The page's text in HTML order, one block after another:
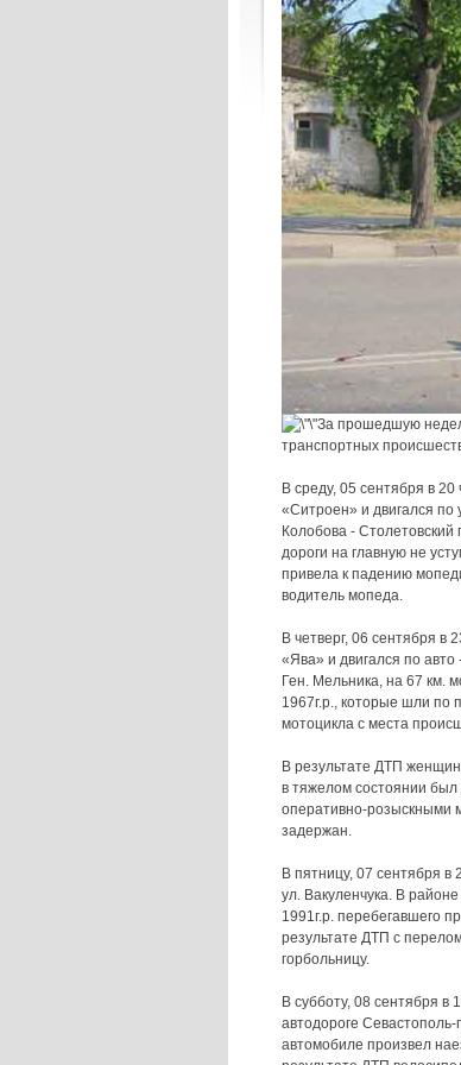
За прошедшую
транспортных
В среду, 05 сентября в
«Ситроен» и двигался по
Колобова -
дороги на главную не
привела к падению
водитель мопеда.
В четверг, 06 сентября в
«Ява» и двигался по
Ген. Мельника, на 67 км.
1967г.р., которые шли по
мотоцикла с места
В результате ДТП
в тяжелом состоянии
оперативно-розыскными
задержан.
В пятницу, 07 сентября в
ул. Вакуленчука. В
1991г.р. перебегавшего
результате ДТП с
горбольницу.
В субботу, 08 сентября в
автодороге
автомобиле произвел